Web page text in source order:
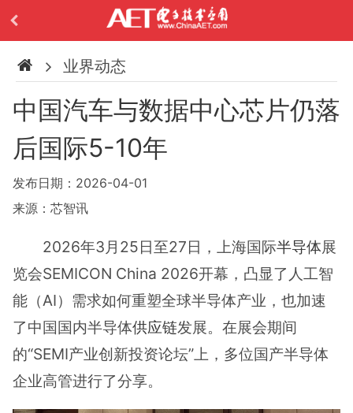
业界动态
中国汽车与数据中心芯片仍落
后国际5-10年
发布日期：2026-04-01
来源：芯智讯
2026年3月25日至27日，上海国际半导体展
览会SEMICON China 2026开幕，凸显了人工智
能（AI）需求如何重塑全球半导体产业，也加速
了中国国内半导体供应链发展。在展会期间
的“SEMI产业创新投资论坛”上，多位国产半导体
企业高管进行了分享。